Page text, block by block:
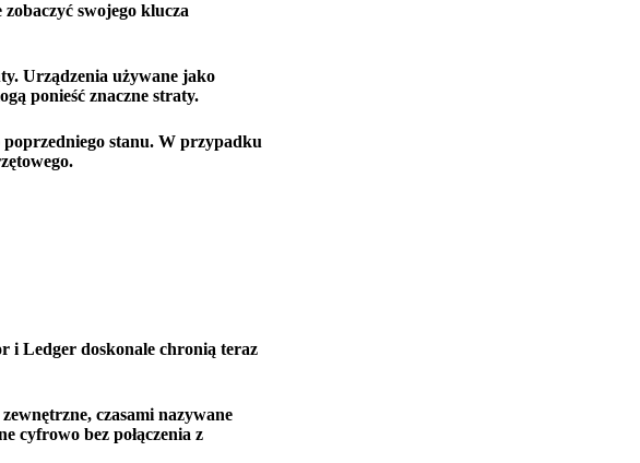
swojego klucza
Urządzenia używane jako
ponieść znaczne straty.
stanu. W przypadku
i Ledger doskonale chronią teraz
czasami nazywane
cyfrowo bez połączenia z